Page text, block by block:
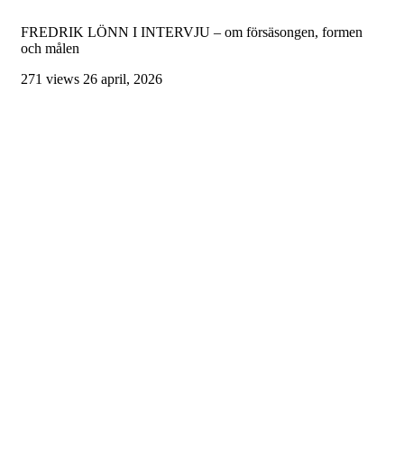
FREDRIK LÖNN I INTERVJU – om försäsongen, formen
och målen
271 views 26 april, 2026